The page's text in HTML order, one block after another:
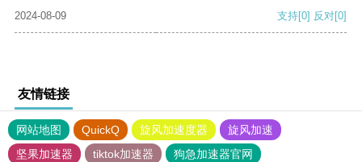
2024-08-09
支持[0] 反对[0]
友情链接
网站地图 QuickQ 旋风加速度器
旋风加速
坚果加速器
tiktok加速器
狗急加速器官网